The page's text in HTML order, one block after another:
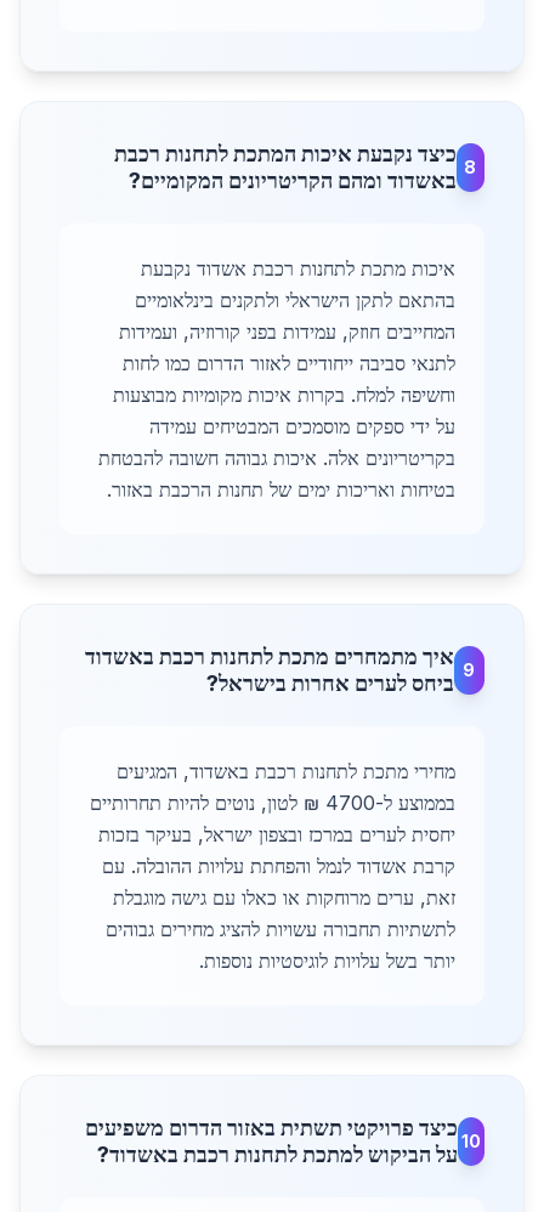
8
כיצד נקבעת איכות המתכת לתחנות רכבת
באשדוד ומהם הקריטריונים המקומיים?
איכות מתכת לתחנות רכבת אשדוד נקבעת
בהתאם לתקן הישראלי ולתקנים בינלאומיים
המחייבים חוזק, עמידות בפני קורוזיה, ועמידות
לתנאי סביבה ייחודיים לאזור הדרום כמו לחות
וחשיפה למלח. בקרות איכות מקומיות מבוצעות
על ידי ספקים מוסמכים המבטיחים עמידה
בקריטריונים אלה. איכות גבוהה חשובה להבטחת
בטיחות ואריכות ימים של תחנות הרכבת באזור.
9
איך מתמחרים מתכת לתחנות רכבת באשדוד
ביחס לערים אחרות בישראל?
מחירי מתכת לתחנות רכבת באשדוד, המגיעים
בממוצע ל-4700 ₪ לטון, נוטים להיות תחרותיים
יחסית לערים במרכז ובצפון ישראל, בעיקר בזכות
קרבת אשדוד לנמל והפחתת עלויות ההובלה. עם
זאת, ערים מרוחקות או כאלו עם גישה מוגבלת
לתשתיות תחבורה עשויות להציג מחירים גבוהים
יותר בשל עלויות לוגיסטיות נוספות.
10
כיצד פרויקטי תשתית באזור הדרום משפיעים
על הביקוש למתכת לתחנות רכבת באשדוד?